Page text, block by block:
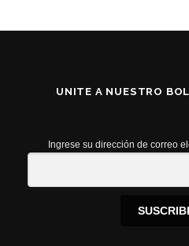
UNITE A NUESTRO
Ingrese su dirección de correo